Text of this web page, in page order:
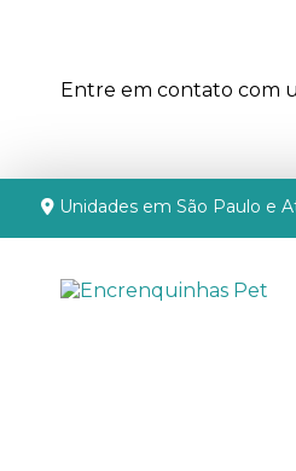
Entre em contato com
Unidades em São Paulo e